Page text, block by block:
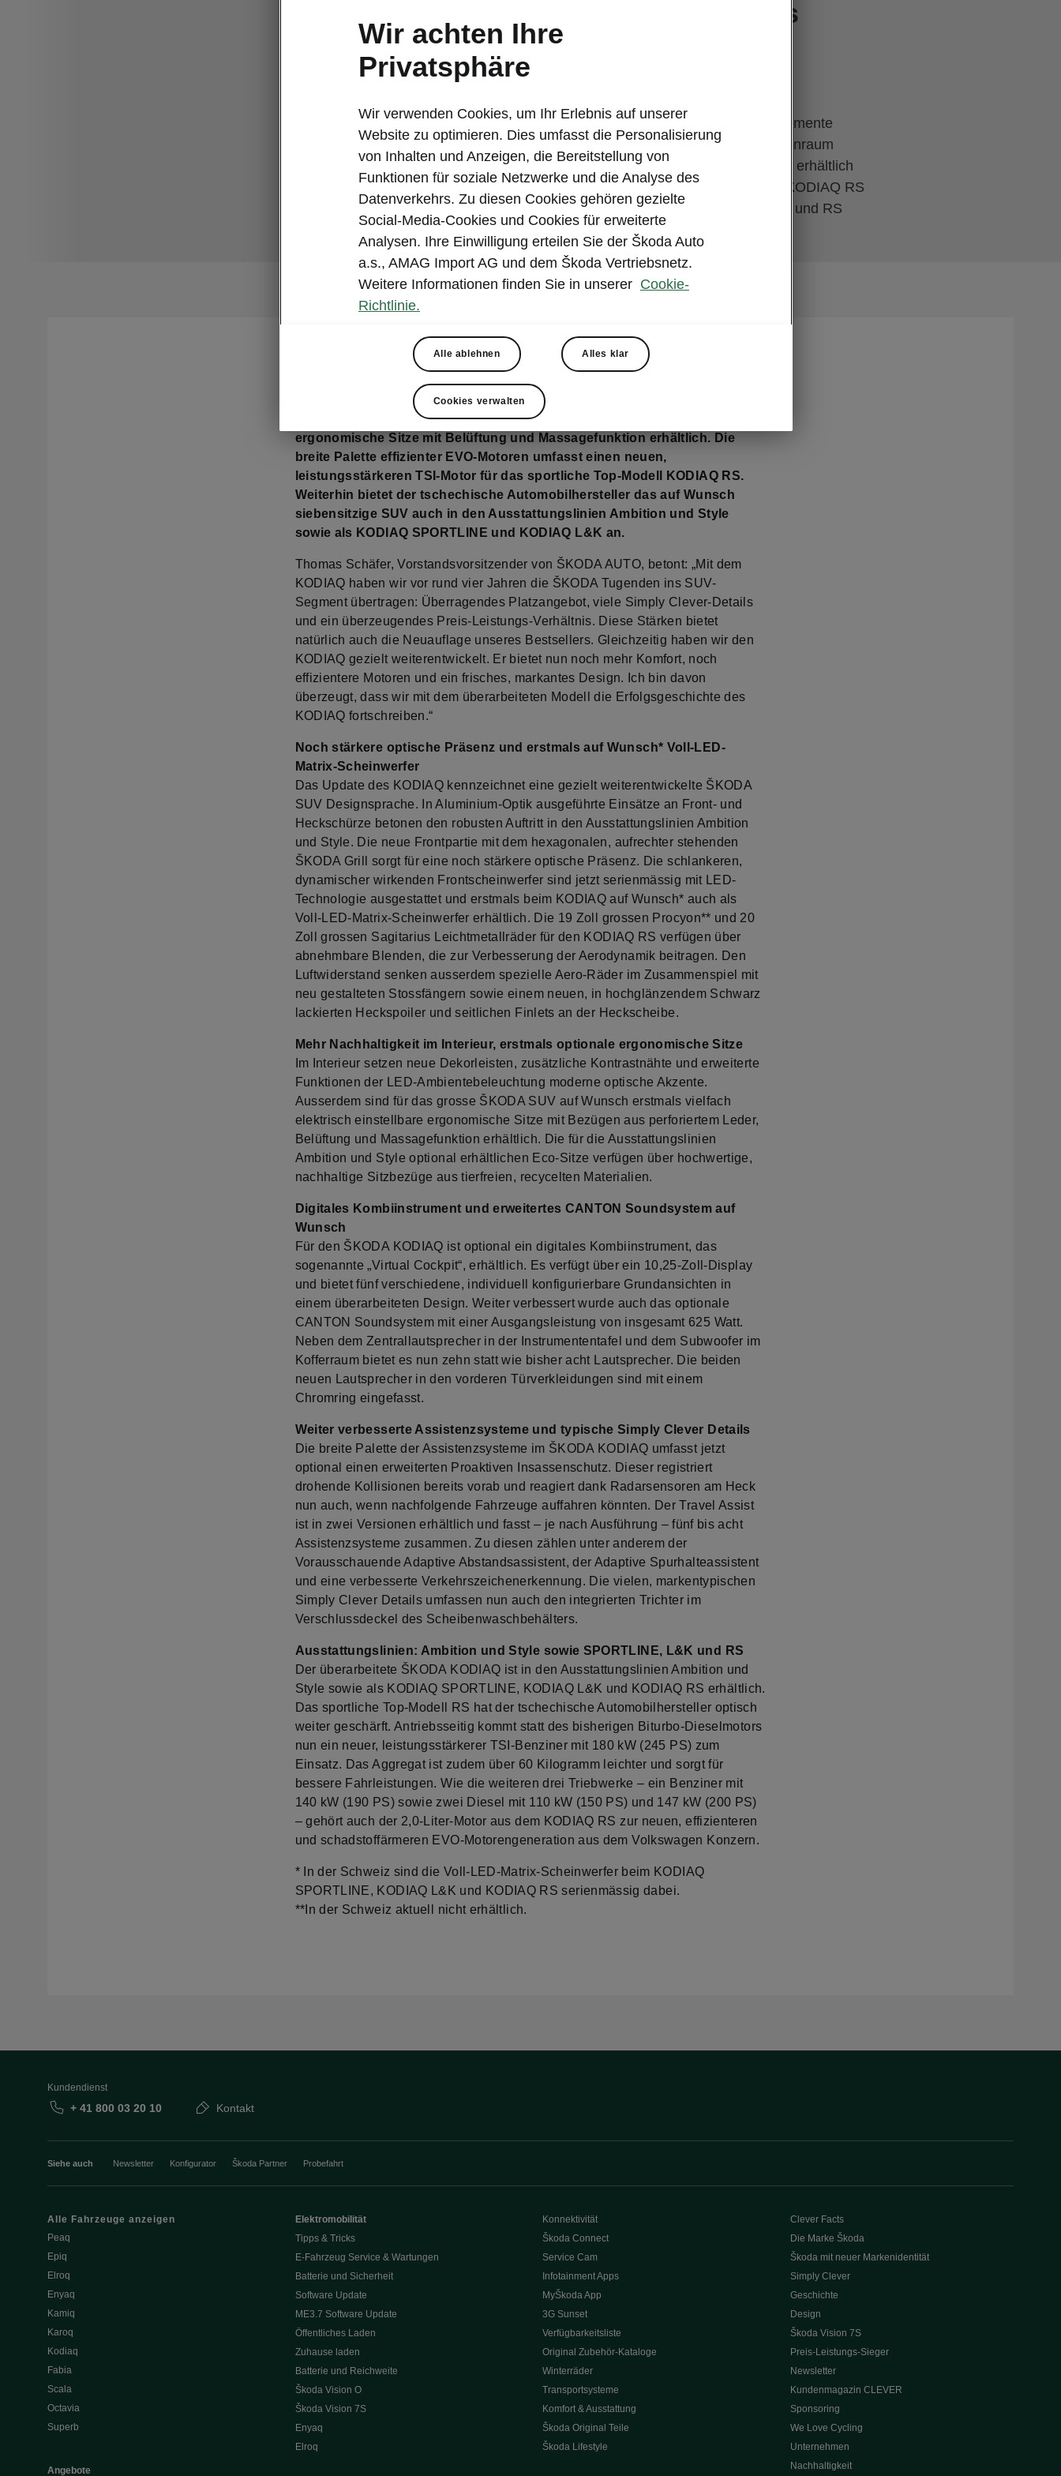
ŠKODA KODIAQ: Update für das
Erfolgs-SUV
2021-06-28T13:37:17.579+00:00
Weiterentwickelte ŠKODA Designsprache und neue Offroad-Elemente
Mehr Komfort und nachhaltige Materialien im grosszügigen Innenraum
Erstmals Voll-LED-Matrix-Scheinwerfer und ergonomische Sitze erhältlich
Effizientere EVO-Motoren und neue Top-Motorisierung für den KODIAQ RS
Ausstattungslinien: Ambition und Style sowie SPORTLINE, L&K und RS
Update für den KODIAQ: ŠKODA überarbeitet sein weltweit erfolgreiches
SUV rund vier Jahre nach der Markteinführung umfassend. Ab sofort prägt
den KODIAQ eine weiterentwickelte, markantere Designsprache. Erstmals
sind für das grosse ŠKODA SUV Voll-LED-Matrix-Scheinwerfer sowie
ergonomische Sitze mit Belüftung und Massagefunktion erhältlich. Die
breite Palette effizienter EVO-Motoren umfasst einen neuen,
leistungsstärkeren TSI-Motor für das sportliche Top-Modell KODIAQ RS.
Weiterhin bietet der tschechische Automobilhersteller das auf Wunsch
siebensitzige SUV auch in den Ausstattungslinien Ambition und Style
sowie als KODIAQ SPORTLINE und KODIAQ L&K an.
Thomas Schäfer, Vorstandsvorsitzender von ŠKODA AUTO, betont: „Mit dem
KODIAQ haben wir vor rund vier Jahren die ŠKODA Tugenden ins SUV-
Segment übertragen: Überragendes Platzangebot, viele Simply Clever-Details
und ein überzeugendes Preis-Leistungs-Verhältnis. Diese Stärken bietet
natürlich auch die Neuauflage unseres Bestsellers. Gleichzeitig haben wir den
KODIAQ gezielt weiterentwickelt. Er bietet nun noch mehr Komfort, noch
effizientere Motoren und ein frisches, markantes Design. Ich bin davon
überzeugt, dass wir mit dem überarbeiteten Modell die Erfolgsgeschichte des
KODIAQ fortschreiben.“
Noch stärkere optische Präsenz und erstmals auf Wunsch* Voll-LED-
Matrix-Scheinwerfer
Das Update des KODIAQ kennzeichnet eine gezielt weiterentwickelte ŠKODA
SUV Designsprache. In Aluminium-Optik ausgeführte Einsätze an Front- und
Heckschürze betonen den robusten Auftritt in den Ausstattungslinien Ambition
und Style. Die neue Frontpartie mit dem hexagonalen, aufrechter stehenden
ŠKODA Grill sorgt für eine noch stärkere optische Präsenz. Die schlankeren,
dynamischer wirkenden Frontscheinwerfer sind jetzt serienmässig mit LED-
Technologie ausgestattet und erstmals beim KODIAQ auf Wunsch* auch als
Voll-LED-Matrix-Scheinwerfer erhältlich. Die 19 Zoll grossen Procyon** und 20
Zoll grossen Sagitarius Leichtmetallräder für den KODIAQ RS verfügen über
abnehmbare Blenden, die zur Verbesserung der Aerodynamik beitragen. Den
Luftwiderstand senken ausserdem spezielle Aero-Räder im Zusammenspiel mit
neu gestalteten Stossfängern sowie einem neuen, in hochglänzendem Schwarz
lackierten Heckspoiler und seitlichen Finlets an der Heckscheibe.
Mehr Nachhaltigkeit im Interieur, erstmals optionale ergonomische Sitze
Im Interieur setzen neue Dekorleisten, zusätzliche Kontrastnähte und erweiterte
Funktionen der LED-Ambientebeleuchtung moderne optische Akzente.
Ausserdem sind für das grosse ŠKODA SUV auf Wunsch erstmals vielfach
elektrisch einstellbare ergonomische Sitze mit Bezügen aus perforiertem Leder,
Belüftung und Massagefunktion erhältlich. Die für die Ausstattungslinien
Ambition und Style optional erhältlichen Eco-Sitze verfügen über hochwertige,
nachhaltige Sitzbezüge aus tierfreien, recycelten Materialien.
Digitales Kombiinstrument und erweitertes CANTON Soundsystem auf
Wunsch
Für den ŠKODA KODIAQ ist optional ein digitales Kombiinstrument, das
sogenannte „Virtual Cockpit“, erhältlich. Es verfügt über ein 10,25-Zoll-Display
und bietet fünf verschiedene, individuell konfigurierbare Grundansichten in
einem überarbeiteten Design. Weiter verbessert wurde auch das optionale
CANTON Soundsystem mit einer Ausgangsleistung von insgesamt 625 Watt.
Neben dem Zentrallautsprecher in der Instrumententafel und dem Subwoofer im
Kofferraum bietet es nun zehn statt wie bisher acht Lautsprecher. Die beiden
neuen Lautsprecher in den vorderen Türverkleidungen sind mit einem
Chromring eingefasst.
Weiter verbesserte Assistenzsysteme und typische Simply Clever Details
Die breite Palette der Assistenzsysteme im ŠKODA KODIAQ umfasst jetzt
optional einen erweiterten Proaktiven Insassenschutz. Dieser registriert
drohende Kollisionen bereits vorab und reagiert dank Radarsensoren am Heck
nun auch, wenn nachfolgende Fahrzeuge auffahren könnten. Der Travel Assist
ist in zwei Versionen erhältlich und fasst – je nach Ausführung – fünf bis acht
Assistenzsysteme zusammen. Zu diesen zählen unter anderem der
Vorausschauende Adaptive Abstandsassistent, der Adaptive Spurhalteassistent
und eine verbesserte Verkehrszeichenerkennung. Die vielen, markentypischen
Simply Clever Details umfassen nun auch den integrierten Trichter im
Verschlussdeckel des Scheibenwaschbehälters.
Ausstattungslinien: Ambition und Style sowie SPORTLINE, L&K und RS
Der überarbeitete ŠKODA KODIAQ ist in den Ausstattungslinien Ambition und
Style sowie als KODIAQ SPORTLINE, KODIAQ L&K und KODIAQ RS erhältlich.
Das sportliche Top-Modell RS hat der tschechische Automobilhersteller optisch
weiter geschärft. Antriebsseitig kommt statt des bisherigen Biturbo-Dieselmotors
nun ein neuer, leistungsstärkerer TSI-Benziner mit 180 kW (245 PS) zum
Einsatz. Das Aggregat ist zudem über 60 Kilogramm leichter und sorgt für
bessere Fahrleistungen. Wie die weiteren drei Triebwerke – ein Benziner mit
140 kW (190 PS) sowie zwei Diesel mit 110 kW (150 PS) und 147 kW (200 PS)
– gehört auch der 2,0-Liter-Motor aus dem KODIAQ RS zur neuen, effizienteren
und schadstoffärmeren EVO-Motorengeneration aus dem Volkswagen Konzern.
* In der Schweiz sind die Voll-LED-Matrix-Scheinwerfer beim KODIAQ
SPORTLINE, KODIAQ L&K und KODIAQ RS serienmässig dabei.
**In der Schweiz aktuell nicht erhältlich.
Kundendienst
+ 41 800 03 20 10 Kontakt
Siehe auch Newsletter Konfigurator Škoda Partner Probefahrt
Alle Fahrzeuge anzeigen
Peaq
Epiq
Elroq
Enyaq
Kamiq
Karoq
Kodiaq
Fabia
Scala
Octavia
Superb
Angebote
Elektromobilität
Tipps & Tricks
E-Fahrzeug Service & Wartungen
Batterie und Sicherheit
Software Update
ME3.7 Software Update
Öffentliches Laden
Zuhause laden
Batterie und Reichweite
Škoda Vision O
Škoda Vision 7S
Enyaq
Elroq
Konnektivität
Škoda Connect
Service Cam
Infotainment Apps
MyŠkoda App
3G Sunset
Verfügbarkeitsliste
Original Zubehör-Kataloge
Winterräder
Transportsysteme
Komfort & Ausstattung
Škoda Original Teile
Škoda Lifestyle
Clever Facts
Die Marke Škoda
Škoda mit neuer Markenidentität
Simply Clever
Geschichte
Design
Škoda Vision 7S
Preis-Leistungs-Sieger
Newsletter
Kundenmagazin CLEVER
Sponsoring
We Love Cycling
Unternehmen
Nachhaltigkeit
Wir achten Ihre
Privatsphäre
Wir verwenden Cookies, um Ihr Erlebnis auf unserer
Website zu optimieren. Dies umfasst die Personalisierung
von Inhalten und Anzeigen, die Bereitstellung von
Funktionen für soziale Netzwerke und die Analyse des
Datenverkehrs. Zu diesen Cookies gehören gezielte
Social-Media-Cookies und Cookies für erweiterte
Analysen. Ihre Einwilligung erteilen Sie der Škoda Auto
a.s., AMAG Import AG und dem Škoda Vertriebsnetz.
Weitere Informationen finden Sie in unserer Cookie-
Richtlinie.
Alle ablehnen Alles klar
Cookies verwalten